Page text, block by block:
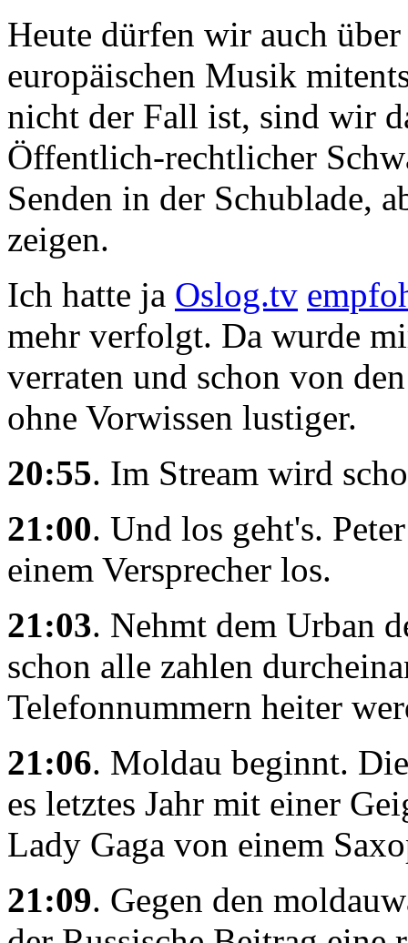
Heute dürfen wir auch
europäischen Musik
nicht der Fall ist, sind wir
Öffentlich-rechtlicher
Senden in der Schublade,
zeigen.
Ich hatte ja Oslog.tv
mehr verfolgt. Da wurde
verraten und schon von
ohne Vorwissen lustiger.
20:55. Im Stream wird
21:00. Und los geht's.
einem Versprecher los.
21:03. Nehmt dem Urban
schon alle zahlen
Telefonnummern heiter
21:06. Moldau beginnt.
es letztes Jahr mit einer
Lady Gaga von einem
21:09. Gegen den